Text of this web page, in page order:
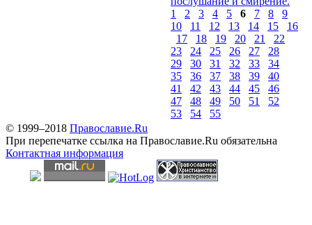
1
2 3 4 5 6 7 8
9
10
11 12 13 14 15
16
17
18 19 20 21
22
23
24 25 26 27
28
29
30 31 32 33
34
35
36 37 38 39
40
41
42 43 44 45
46
47
48 49 50 51
52
53
54
55
© 1999–2018 Православие.Ru
При перепечатке ссылка на Православие.Ru обязательна
Контактная информация